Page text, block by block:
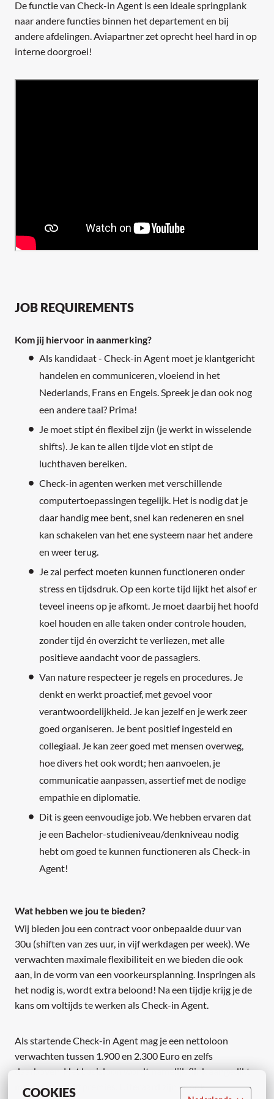
COOKIES
De functie van Check-in Agent is een ideale springplank
naar andere functies binnen het departement en bij
andere afdelingen. Aviapartner zet oprecht heel hard in op
interne doorgroei!
JOB REQUIREMENTS
Kom jij hiervoor in aanmerking?
Als kandidaat - Check-in Agent moet je klantgericht
handelen en communiceren, vloeiend in het
Nederlands, Frans en Engels. Spreek je dan ook nog
een andere taal? Prima!
Je moet stipt én flexibel zijn (je werkt in wisselende
shifts). Je kan te allen tijde vlot en stipt de
luchthaven bereiken.
Check-in agenten werken met verschillende
computertoepassingen tegelijk. Het is nodig dat je
daar handig mee bent, snel kan redeneren en snel
kan schakelen van het ene systeem naar het andere
en weer terug.
Je zal perfect moeten kunnen functioneren onder
stress en tijdsdruk. Op een korte tijd lijkt het alsof er
teveel ineens op je afkomt. Je moet daarbij het hoofd
koel houden en alle taken onder controle houden,
zonder tijd én overzicht te verliezen, met alle
positieve aandacht voor de passagiers.
Van nature respecteer je regels en procedures. Je
denkt en werkt proactief, met gevoel voor
verantwoordelijkheid. Je kan jezelf en je werk zeer
goed organiseren. Je bent positief ingesteld en
collegiaal. Je kan zeer goed met mensen overweg,
hoe divers het ook wordt; hen aanvoelen, je
communicatie aanpassen, assertief met de nodige
empathie en diplomatie.
Dit is geen eenvoudige job. We hebben ervaren dat
je een Bachelor-studieniveau/denkniveau nodig
hebt om goed te kunnen functioneren als Check-in
Agent!
Wat hebben we jou te bieden?
Wij bieden jou een contract voor onbepaalde duur van
30u (shiften van zes uur, in vijf werkdagen per week). We
verwachten maximale flexibiliteit en we bieden die ook
aan, in de vorm van een voorkeursplanning. Inspringen als
het nodig is, wordt extra beloond! Na een tijdje krijg je de
kans om voltijds te werken als Check-in Agent.
Als startende Check-in Agent mag je een nettoloon
verwachten tussen 1.900 en 2.300 Euro en zelfs
daarboven. Het basisloon wordt namelijk flink aangedikt
met tal van shiftpremies. Uiteraard zijn er ook